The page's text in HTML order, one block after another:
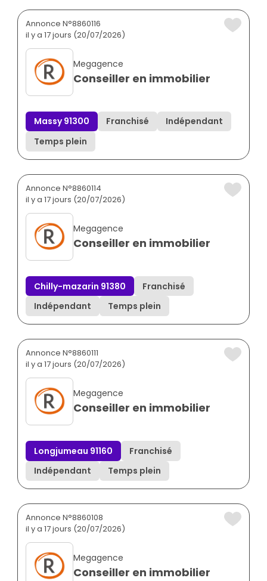
Annonce N°8860116
il y a 17 jours (20/07/2026)
Megagence
Conseiller en immobilier
Massy 91300 Franchisé
Indépendant
Temps plein
Annonce N°8860114
il y a 17 jours (20/07/2026)
Megagence
Conseiller en immobilier
Chilly-mazarin 91380
Franchisé
Indépendant
Temps plein
Annonce N°8860111
il y a 17 jours (20/07/2026)
Megagence
Conseiller en immobilier
Longjumeau 91160
Franchisé
Indépendant
Temps plein
Annonce N°8860108
il y a 17 jours (20/07/2026)
Megagence
Conseiller en immobilier